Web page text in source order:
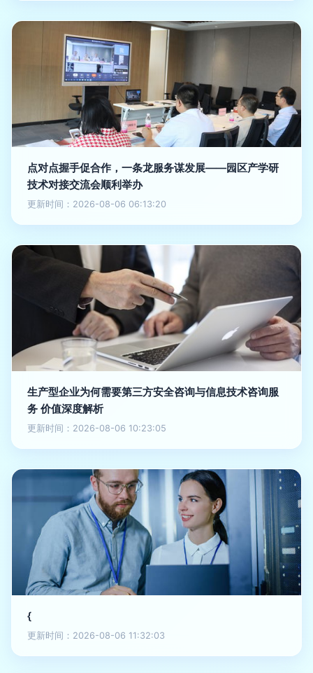
点对点握手促合作，一条龙服务谋发展——园区产学研
技术对接交流会顺利举办
更新时间：2026-08-06 06:13:20
生产型企业为何需要第三方安全咨询与信息技术咨询服
务 价值深度解析
更新时间：2026-08-06 10:23:05
{
更新时间：2026-08-06 11:32:03